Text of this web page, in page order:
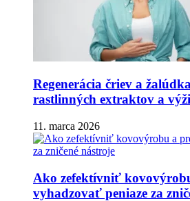
Regenerácia čriev a
rastlinných extraktov a
11. marca 2026
Ako zefektívniť
vyhadzovať peniaze za